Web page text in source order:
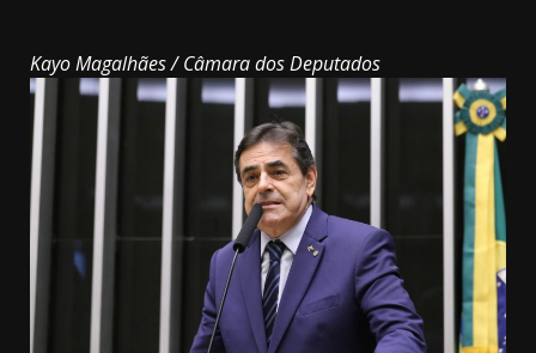
Kayo Magalhães / Câmara dos Deputados